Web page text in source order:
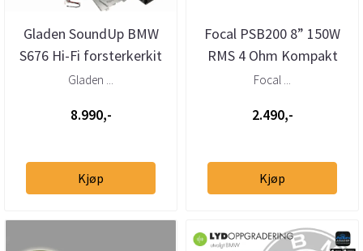
Gladen SoundUp BMW
S676 Hi-Fi forsterkerkit
Plug & Play oppgradering
Gladen ...
8.990,-
Kjøp
Focal PSB200 8” 150W
RMS 4 Ohm Kompakt
Basskasse
Focal ...
2.490,-
Kjøp